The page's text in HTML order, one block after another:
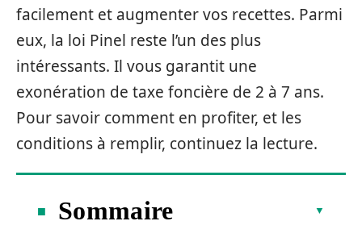
facilement et augmenter vos recettes. Parmi
eux, la loi Pinel reste l’un des plus
intéressants. Il vous garantit une
exonération de taxe foncière de 2 à 7 ans.
Pour savoir comment en profiter, et les
conditions à remplir, continuez la lecture.
Sommaire